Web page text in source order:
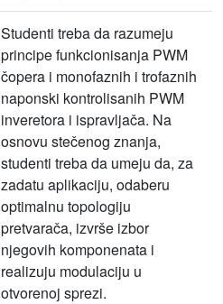
Studenti treba da razumeju
principe funkcionisanja PWM
čopera i monofaznih i trofaznih
naponski kontrolisanih PWM
inveretora i ispravljača. Na
osnovu stečenog znanja,
studenti treba da umeju da, za
zadatu aplikaciju, odaberu
optimalnu topologiju
pretvarača, izvrše izbor
njegovih komponenata i
realizuju modulaciju u
otvorenoj sprezi.